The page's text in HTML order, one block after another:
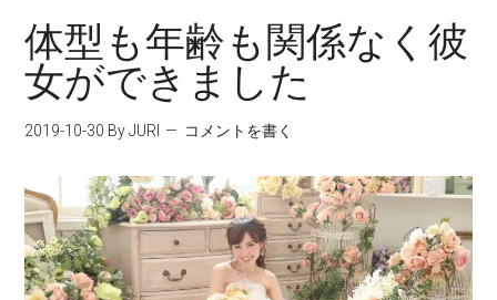
体型も年齢も関係なく彼
女ができました
2019-10-30 By JURI コメントを書く